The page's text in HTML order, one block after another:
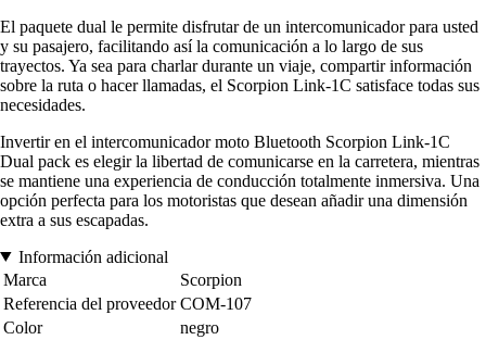
El paquete dual le permite disfrutar de un intercomunicador para usted
y su pasajero, facilitando así la comunicación a lo largo de sus
trayectos. Ya sea para charlar durante un viaje, compartir información
sobre la ruta o hacer llamadas, el Scorpion Link-1C satisface todas sus
necesidades.
Invertir en el intercomunicador moto Bluetooth Scorpion Link-1C
Dual pack es elegir la libertad de comunicarse en la carretera, mientras
se mantiene una experiencia de conducción totalmente inmersiva. Una
opción perfecta para los motoristas que desean añadir una dimensión
extra a sus escapadas.
Información adicional
Marca
Scorpion
Referencia del proveedor COM-107
Color
negro